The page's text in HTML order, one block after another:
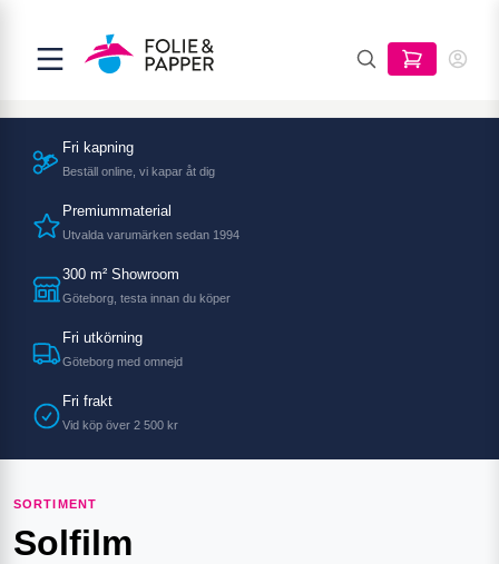
Fri kapning
Beställ online, vi kapar åt dig
Premiummaterial
Utvalda varumärken sedan 1994
300 m² Showroom
Göteborg, testa innan du köper
Fri utkörning
Göteborg med omnejd
Fri frakt
Vid köp över 2 500 kr
SORTIMENT
Solfilm